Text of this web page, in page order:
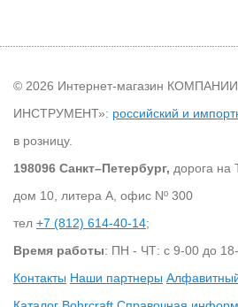
© 2026 Интернет-магазин
ИНСТРУМЕНТ»: российский и
в розницу.
198096 Санкт–Петербург, дорога на
дом 10, литера А, офис Nº 300
тел +7 (812) 614-40-14;
Время работы: ПН - ЧТ: с 9-00 до
Контакты Наши партнеры Алфавитный